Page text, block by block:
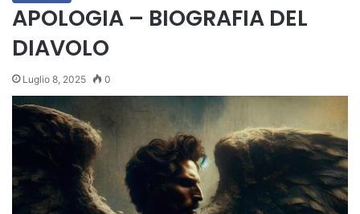
APOLOGIA – BIOGRAFIA DEL
DIAVOLO
Luglio 8, 2025 0